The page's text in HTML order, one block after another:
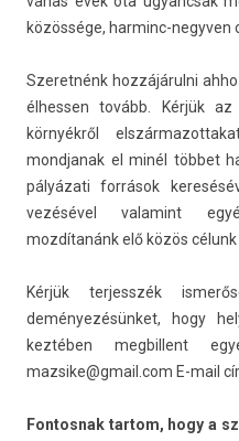
közössége, harminc-negyven
Szeret­nénk hozzájárulni
élhess­en tovább. Kérjük
környékről
mondjanak el minél többet
pályázati források
vezésével valamint
mozdítanánk elő közös
Kérjük ter­jesszék
deményezésün­ket, hogy
keztéb­en meg­billent
mazsike@gmail.com E-mail
Fon­tosnak tar­tom, hogy a